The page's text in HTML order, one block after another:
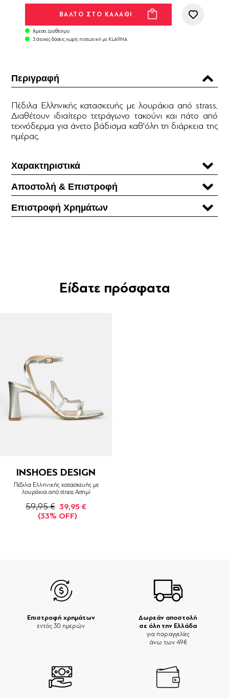
Άμεσα Διαθέσιμο
3 άτοκες δόσεις χωρίς πιστωτική με KLARNA
Περιγραφή
Πέδιλα Ελληνικής κατασκευής με λουράκια από strass.
Διαθέτουν ιδιαίτερο τετράγωνο τακούνι και πάτο από
τεχνόδερμα για άνετο βάδισμα καθ'όλη τη διάρκεια της
ημέρας.
Χαρακτηριστικά
Αποστολή & Επιστροφή
Επιστροφή Χρηµάτων
Είδατε πρόσφατα
INSHOES DESIGN
Πέδιλα Ελληνικής κατασκευής με
λουράκια από strass Ασημί
59,95 € 39,95 €
(33% OFF)
Δωρεάν αποστολή
σε όλη την Ελλάδα
για παραγγελίες
άνω των 49€
Επιστροφή χρημάτων
εντός 30 ημερών